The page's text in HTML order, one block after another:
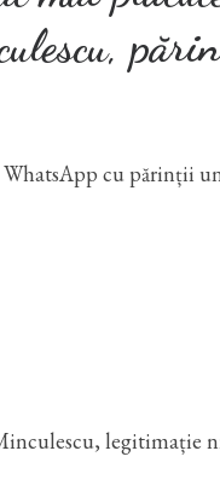
WhatsApp cu părinții
legitimație